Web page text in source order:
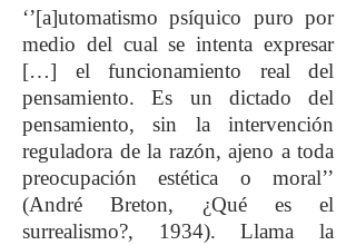
‘’[a]utomatismo psíquico puro por
medio del cual se intenta expresar
[…] el funcionamiento real del
pensamiento. Es un dictado del
pensamiento, sin la intervención
reguladora de la razón, ajeno a toda
preocupación estética o moral’’
(André Breton, ¿Qué es el
surrealismo?, 1934). Llama la